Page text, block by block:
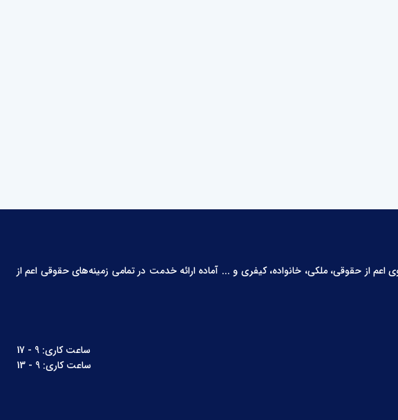
از حقوقی، ملکی، خانواده، کیفری و ... آماده ارائه خدمت در تمامی زمینه‌های حقوقی اعم از
ساعت کاری: 9 - 17
ساعت کاری: 9 - 13